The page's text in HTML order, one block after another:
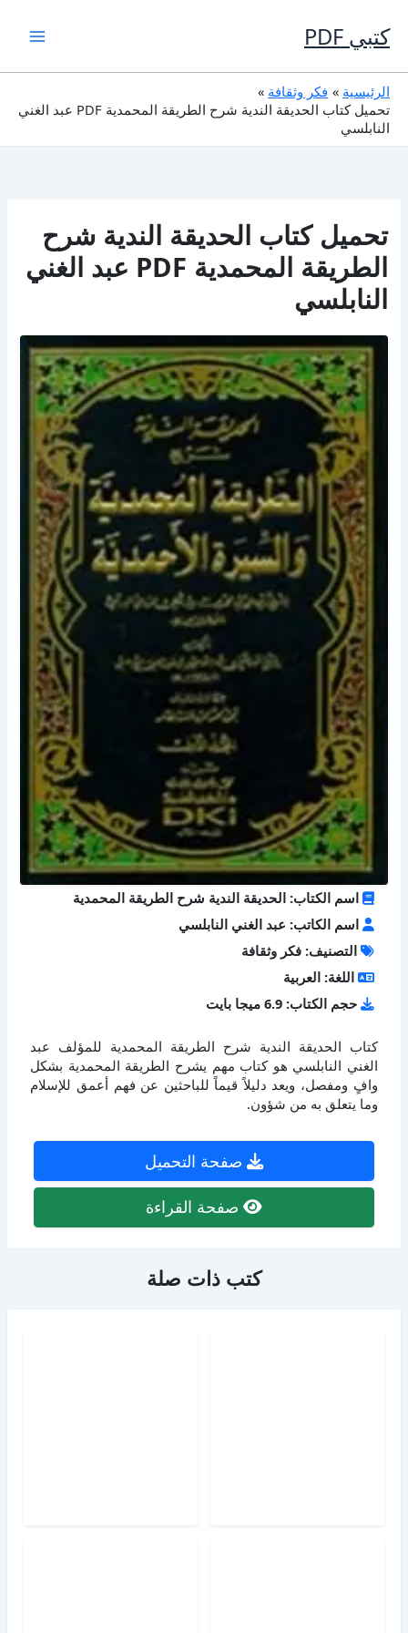
إلى
المحتوى
كتبي PDF
الرئيسية
فكر وثقافة
تحميل كتاب الحديقة الندية شرح الطريقة المحمدية PDF عبد الغني
النابلسي
تحميل كتاب الحديقة الندية شرح
الطريقة المحمدية PDF عبد الغني
النابلسي
اسم الكتاب: الحديقة الندية شرح الطريقة المحمدية
اسم الكاتب: عبد الغني النابلسي
التصنيف: فكر وثقافة
اللغة: العربية
حجم الكتاب: 6.9 ميجا بايت
كتاب الحديقة الندية شرح الطريقة المحمدية للمؤلف عبد
الغني النابلسي هو كتاب مهم يشرح الطريقة المحمدية بشكل
وافٍ ومفصل، ويعد دليلاً قيماً للباحثين عن فهم أعمق للإسلام
وما يتعلق به من شؤون.
صفحة التحميل
صفحة القراءة
كتب ذات صلة